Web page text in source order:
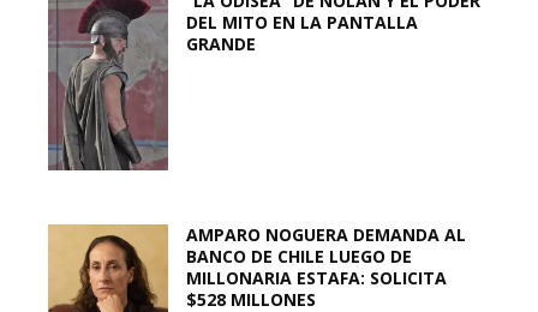
DEL MITO EN LA PANTALLA
GRANDE
AMPARO NOGUERA DEMANDA AL
BANCO DE CHILE LUEGO DE
MILLONARIA ESTAFA: SOLICITA
$528 MILLONES